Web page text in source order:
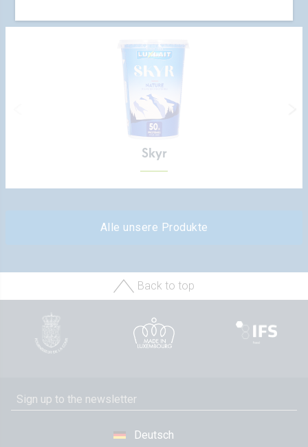
Skyr
Alle unsere Produkte
Back to top
Deutsch